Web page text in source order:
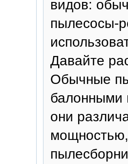
видов:
пылесосы-
Давайте
Обычные
балонными
они